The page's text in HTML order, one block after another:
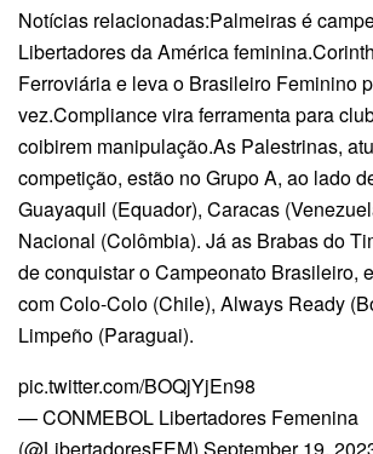
Notícias relacionadas:Palmeiras é
Libertadores da América
Ferroviária e leva o Brasileiro Feminino
vez.Compliance vira ferramenta para
coibirem manipulação.As Palestrinas,
competição, estão no Grupo A, ao lado
Guayaquil (Equador), Caracas
Nacional (Colômbia). Já as Brabas do
de conquistar o Campeonato Brasileiro,
com Colo-Colo (Chile), Always Ready
Limpeño (Paraguai).
pic.twitter.com/BOQjYjEn98
— CONMEBOL Libertadores Femenina
(@LibertadoresFEM) September 19,